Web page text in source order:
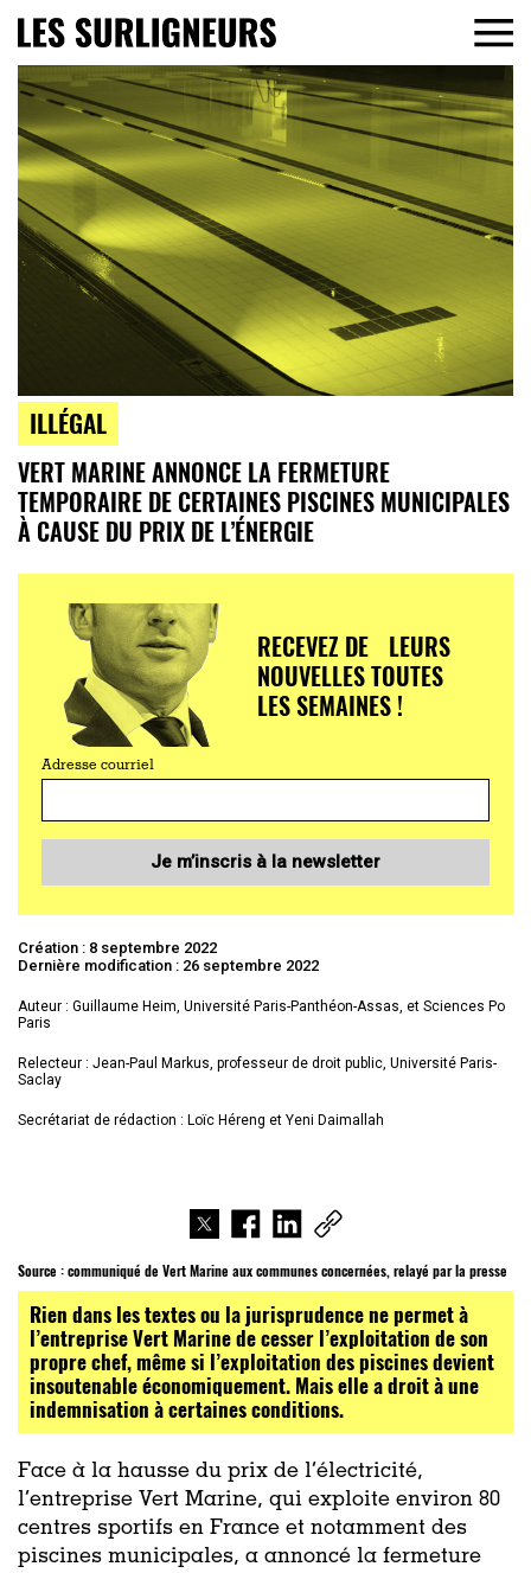
ILLÉGAL
VERT MARINE ANNONCE LA FERMETURE
TEMPORAIRE DE CERTAINES PISCINES MUNICIPALES
À CAUSE DU PRIX DE L’ÉNERGIE
RECEVEZ DE LEURS
NOUVELLES TOUTES
LES SEMAINES !
Adresse courriel
Je m’inscris à la newsletter
Création : 8 septembre 2022
Dernière modification : 26 septembre 2022
Auteur : Guillaume Heim, Université Paris-Panthéon-Assas, et Sciences Po
Paris
Relecteur : Jean-Paul Markus, professeur de droit public, Université Paris-
Saclay
Secrétariat de rédaction : Loïc Héreng et Yeni Daimallah
Source :communiqué de Vert Marine aux communes concernées, relayé par la presse
Rien dans les textes ou la jurisprudence ne permet à
l’entreprise Vert Marine de cesser l’exploitation de son
propre chef, même si l’exploitation des piscines devient
insoutenable économiquement. Mais elle a droit à une
indemnisation à certaines conditions.
Face à la hausse du prix de l’électricité,
l’entreprise Vert Marine, qui exploite environ 80
centres sportifs en France et notamment des
piscines municipales, a annoncé la fermeture